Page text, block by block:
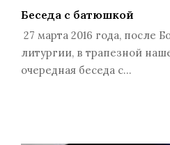
Беседа с батюшкой
27 марта 2016 года, после
литургии, в трапезной
очередная беседа с…